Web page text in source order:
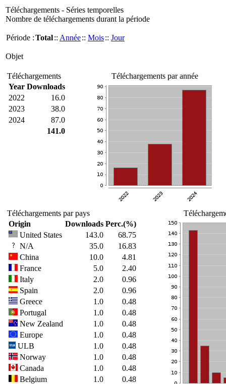
Téléchargements - Séries temporelles
Nombre de téléchargements durant la période
Période :Total:: Année:: Mois:: Jour
Objet
Téléchargements
Year Downloads
2022
16.0
2023
38.0
2024
87.0
141.0
Téléchargements par année
Téléchargements par pays
Origin
Downloads Perc.(%)
United States
143.0
68.75
N/A
35.0
16.83
China
10.0
4.81
France
5.0
2.40
Italy
2.0
0.96
Spain
2.0
0.96
Greece
1.0
0.48
Portugal
1.0
0.48
New Zealand
1.0
0.48
Europe
1.0
0.48
ULB
1.0
0.48
Norway
1.0
0.48
Canada
1.0
0.48
Belgium
1.0
0.48